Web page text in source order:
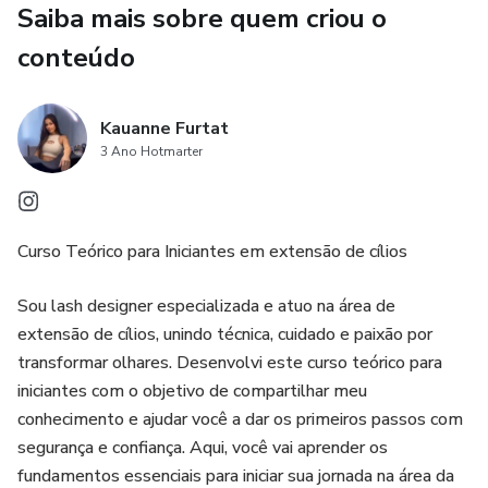
✨ Biossegurança
✨ Tricologia e Anatomia dos Olhos
✨ Alergias, Irritações e Doenças Oculares
✨ Contraindicações e Teste Alérgico
✨ Cuidados no pré e pós-atendimento
✨ Temperatura e Umidade
✨ Remoção Química e Mecânica
✨ Higienização e Mapping
Saiba mais sobre quem criou o
conteúdo
Kauanne Furtat
3 Ano Hotmarter
Curso Teórico para Iniciantes em extensão de cílios
Sou lash designer especializada e atuo na área de
extensão de cílios, unindo técnica, cuidado e paixão por
transformar olhares. Desenvolvi este curso teórico para
iniciantes com o objetivo de compartilhar meu
conhecimento e ajudar você a dar os primeiros passos com
segurança e confiança. Aqui, você vai aprender os
fundamentos essenciais para iniciar sua jornada na área da